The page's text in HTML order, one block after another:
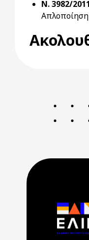
Ν. 3982/
Απλοποίηση